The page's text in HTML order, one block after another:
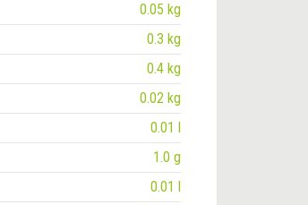
0.05 kg
0.3 kg
0.4 kg
0.02 kg
0.01 l
1.0 g
0.01 l